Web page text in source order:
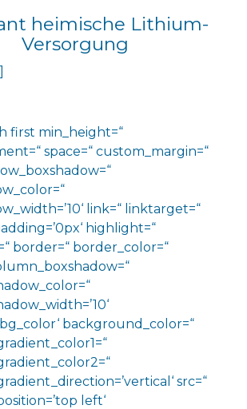
heimische Lithium-
Versorgung
first min_height=“
space=“ custom_margin=“
link=“ linktarget=“
highlight=“
border=“ border_color=“
background_color=“
src=“
left‘